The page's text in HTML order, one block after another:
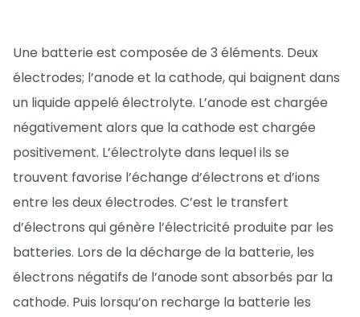
Une batterie est composée de 3 éléments. Deux
électrodes; l’anode et la cathode, qui baignent dans
un liquide appelé électrolyte. L’anode est chargée
négativement alors que la cathode est chargée
positivement. L’électrolyte dans lequel ils se
trouvent favorise l’échange d’électrons et d’ions
entre les deux électrodes. C’est le transfert
d’électrons qui génère l’électricité produite par les
batteries. Lors de la décharge de la batterie, les
électrons négatifs de l’anode sont absorbés par la
cathode. Puis lorsqu’on recharge la batterie les